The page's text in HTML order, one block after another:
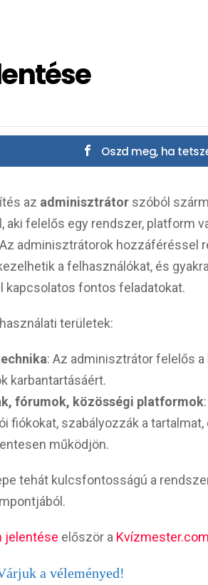
Oszd meg, ha
az adminisztrátor szóból
aki felelős egy rendszer, platform
adminisztrátorok hozzáféréssel
a felhasználókat, és
kapcsolatos fontos feladatokat.
területek:
: Az adminisztrátor felelős
karbantartásáért.
fórumok, közösségi platformok
fiókokat, szabályozzák a
működjön.
tehát kulcsfontosságú a
jelentése először a Kvízmester.com
a véleményed!